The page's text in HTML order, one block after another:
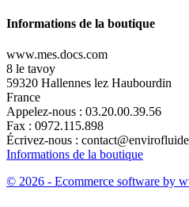
Informations de la boutique
www.mes.docs.com
8 le tavoy
59320 Hallennes lez Haubourdin
France
Appelez-nous : 03.20.00.39.56
Fax : 0972.115.898
Écrivez-nous :
Informations de la boutique
© 2026 - Ecommerce software by